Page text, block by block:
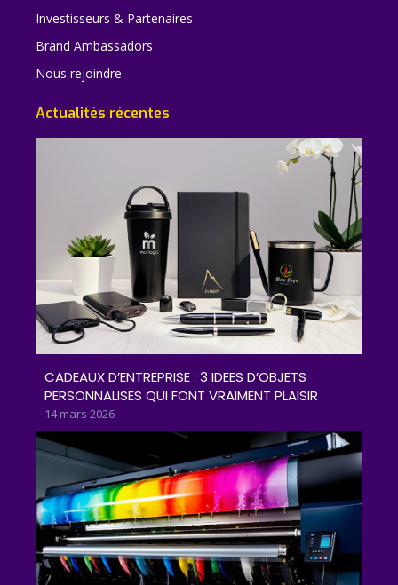
Investisseurs & Partenaires
Brand Ambassadors
Nous rejoindre
Actualités récentes
CADEAUX D’ENTREPRISE : 3 IDEES D’OBJETS
PERSONNALISES QUI FONT VRAIMENT PLAISIR
14 mars 2026